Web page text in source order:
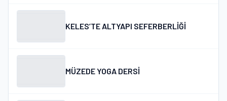
KELES’TE ALTYAPI SEFERBERLİĞİ
MÜZEDE YOGA DERSİ